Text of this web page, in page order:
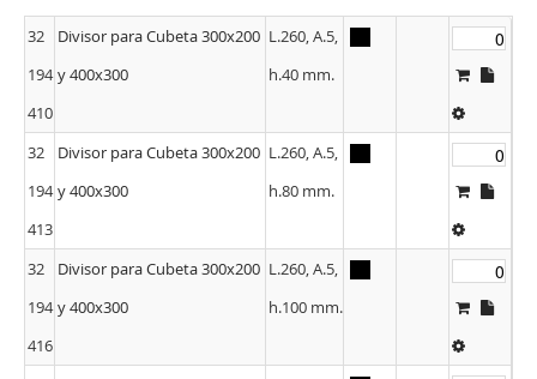
32
194
410
Divisor para Cubeta 300x200
y 400x300
L.260, A.5,
h.40 mm.
32
194
413
Divisor para Cubeta 300x200
y 400x300
L.260, A.5,
h.80 mm.
32
194
416
Divisor para Cubeta 300x200
y 400x300
L.260, A.5,
h.100 mm.